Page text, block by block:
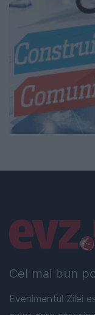
Cel mai bun
Evenimentul Zilei
Linkuri utile